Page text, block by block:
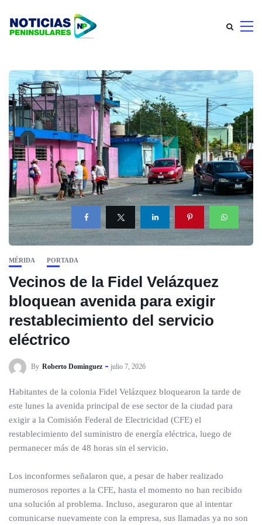
MÉRIDA PORTADA
Vecinos de la Fidel Velázquez
bloquean avenida para exigir
restablecimiento del servicio
eléctrico
By Roberto Dominguez julio 7, 2026
Habitantes de la colonia Fidel Velázquez bloquearon la tarde de
este lunes la avenida principal de ese sector de la ciudad para
exigir a la Comisión Federal de Electricidad (CFE) el
restablecimiento del suministro de energía eléctrica, luego de
permanecer más de 48 horas sin el servicio.
Los inconformes señalaron que, a pesar de haber realizado
numerosos reportes a la CFE, hasta el momento no han recibido
una solución al problema. Incluso, aseguraron que al intentar
comunicarse nuevamente con la empresa, sus llamadas ya no son